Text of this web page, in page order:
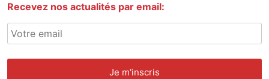
Recevez nos actualités par email: